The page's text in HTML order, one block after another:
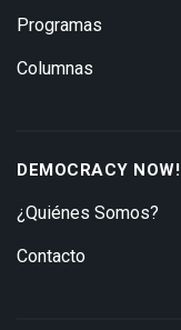
Programas
Columnas
DEMOCRACY NOW!
¿Quiénes Somos?
Contacto